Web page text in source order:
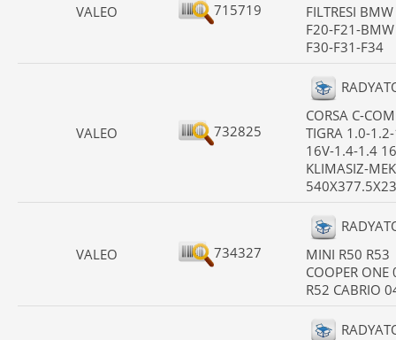
VALEO 715719
FILTRESI
F20-F21-
F30-F31-F34
VALEO 732825
CORSA C-
TIGRA 1.0-
16V-1.4-1.4
KLIMASIZ-MEK
540X377.5X23
VALEO 734327
MINI R50 R53
COOPER
R52 CABRIO